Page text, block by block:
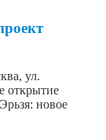
ул.
открытие
новое